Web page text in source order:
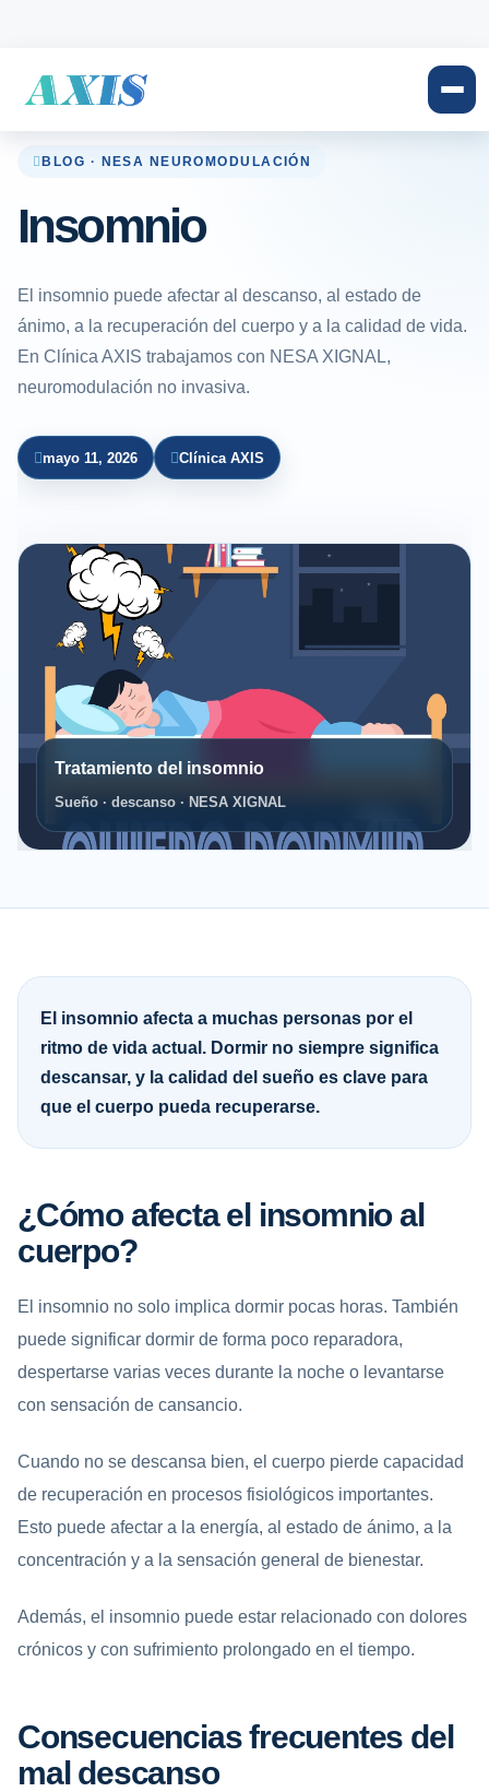
BLOG · NESA NEUROMODULACIÓN
Insomnio
El insomnio puede afectar al descanso, al estado de
ánimo, a la recuperación del cuerpo y a la calidad de vida.
En Clínica AXIS trabajamos con NESA XIGNAL,
neuromodulación no invasiva.
mayo 11, 2026 Clínica AXIS
Tratamiento del insomnio
Sueño · descanso · NESA XIGNAL
El insomnio afecta a muchas personas por el
ritmo de vida actual. Dormir no siempre significa
descansar, y la calidad del sueño es clave para
que el cuerpo pueda recuperarse.
¿Cómo afecta el insomnio al
cuerpo?
El insomnio no solo implica dormir pocas horas. También
puede significar dormir de forma poco reparadora,
despertarse varias veces durante la noche o levantarse
con sensación de cansancio.
Cuando no se descansa bien, el cuerpo pierde capacidad
de recuperación en procesos fisiológicos importantes.
Esto puede afectar a la energía, al estado de ánimo, a la
concentración y a la sensación general de bienestar.
Además, el insomnio puede estar relacionado con dolores
crónicos y con sufrimiento prolongado en el tiempo.
Consecuencias frecuentes del
mal descanso